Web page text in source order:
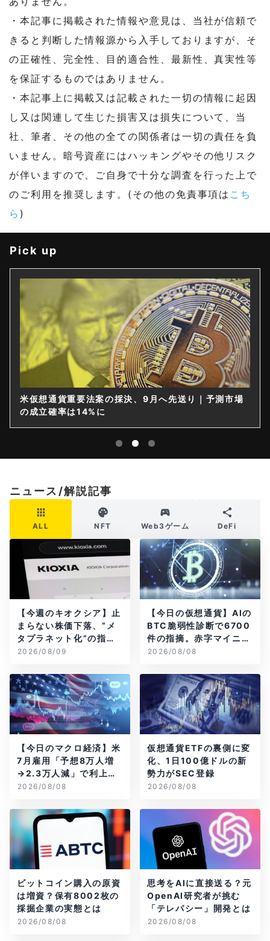
・本記事に掲載された情報や意見は、当社が信頼で
きると判断した情報源から入手しておりますが、そ
の正確性、完全性、目的適合性、最新性、真実性等
を保証するものではありません。
・本記事上に掲載又は記載された一切の情報に起因
し又は関連して生じた損害又は損失について、当
社、筆者、その他の全ての関係者は一切の責任を負
いません。暗号資産にはハッキングやその他リスク
が伴いますので、ご自身で十分な調査を行った上で
のご利用を推奨します。(その他の免責事項は こち
ら )
Pick up
米仮想通貨重要法案の採決、9月へ先送り｜予測市場
の成立確率は14%に
ニュース/解説記事
ALL NFT Web3ゲーム DeFi
【今週のキオクシア】止
まらない株価下落、”メ
タプラネット化”の指摘
は本当？
2026/08/09
【今日の仮想通貨】AIの
BTC脆弱性診断で6700
件の指摘。赤字マイニン
グ企業はAIに賭ける
2026/08/08
【今日のマクロ経済】米
7月雇用「予想8万人増
→2.3万人減」で利上げ
観測後退
2026/08/08
仮想通貨ETFの裏側に変
化、1日100億ドルの新
勢力がSEC登録
2026/08/08
ビットコイン購入の原資
は増資？保有8002枚の
採掘企業の実態とは
2026/08/08
思考をAIに直接送る？元
OpenAI研究者が挑む
「テレパシー」開発とは
2026/08/08